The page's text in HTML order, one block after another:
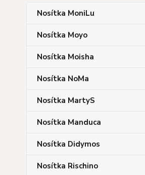
Nosítka MoniLu
Nosítka Moyo
Nosítka Moisha
Nosítka NoMa
Nosítka MartyS
Nosítka Manduca
Nosítka Didymos
Nosítka Rischino